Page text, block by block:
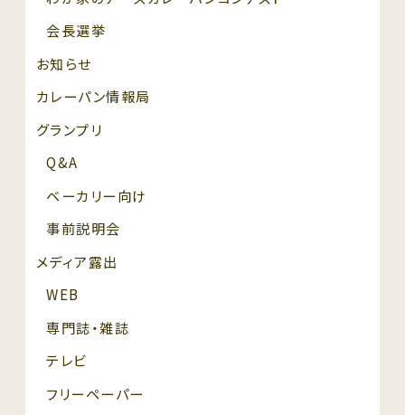
会長選挙
お知らせ
カレーパン情報局
グランプリ
Q&A
ベーカリー向け
事前説明会
メディア露出
WEB
専門誌・雑誌
テレビ
フリーペーパー